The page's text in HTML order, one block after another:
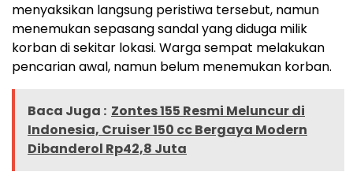
menyaksikan langsung peristiwa tersebut, namun
menemukan sepasang sandal yang diduga milik
korban di sekitar lokasi. Warga sempat melakukan
pencarian awal, namun belum menemukan korban.
Baca Juga : Zontes 155 Resmi Meluncur di
Indonesia, Cruiser 150 cc Bergaya Modern
Dibanderol Rp42,8 Juta